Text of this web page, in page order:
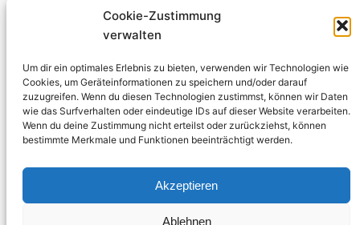
Cookie-Zustimmung
verwalten
Um dir ein optimales Erlebnis zu bieten, verwenden wir Technologien wie
Cookies, um Geräteinformationen zu speichern und/oder darauf
zuzugreifen. Wenn du diesen Technologien zustimmst, können wir Daten
wie das Surfverhalten oder eindeutige IDs auf dieser Website verarbeiten.
Wenn du deine Zustimmung nicht erteilst oder zurückziehst, können
bestimmte Merkmale und Funktionen beeinträchtigt werden.
Akzeptieren
Ablehnen
Kürtener Straße 13, D-51465 Bergisch Gladbach
Geschäftsführer: Andre Kandlin
Vertriebsbeauftragter: Michael Jochmann
info@stromerzeuger-discount.de